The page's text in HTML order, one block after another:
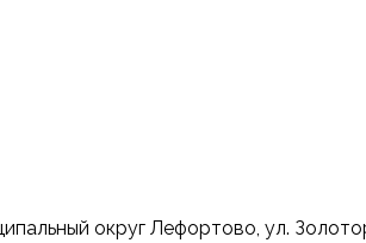
округ Лефортово, ул.